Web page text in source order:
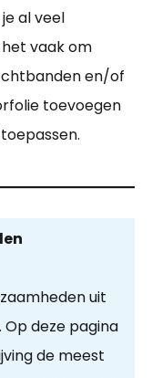
al veel
vaak om
en/of
toevoegen
uit
deze pagina
de meest